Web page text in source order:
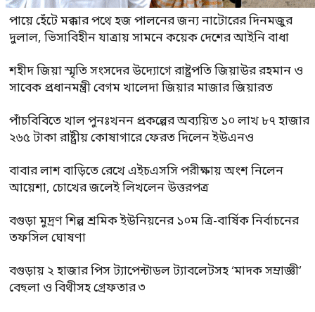
পায়ে হেঁটে মক্কার পথে হজ পালনের জন্য নাটোরের দিনমজুর
দুলাল, ভিসাবিহীন যাত্রায় সামনে কয়েক দেশের আইনি বাধা
শহীদ জিয়া স্মৃতি সংসদের উদ্যোগে রাষ্ট্রপতি জিয়াউর রহমান ও
সাবেক প্রধানমন্ত্রী বেগম খালেদা জিয়ার মাজার জিয়ারত
পাঁচবিবিতে খাল পুনঃখনন প্রকল্পের অব্যয়িত ১০ লাখ ৮৭ হাজার
২৬৫ টাকা রাষ্ট্রীয় কোষাগারে ফেরত দিলেন ইউএনও
বাবার লাশ বাড়িতে রেখে এইচএসসি পরীক্ষায় অংশ নিলেন
আয়েশা, চোখের জলেই লিখলেন উত্তরপত্র
বগুড়া মুদ্রণ শিল্প শ্রমিক ইউনিয়নের ১০ম ত্রি-বার্ষিক নির্বাচনের
তফসিল ঘোষণা
বগুড়ায় ২ হাজার পিস ট্যাপেন্টাডল ট্যাবলেটসহ ‘মাদক সম্রাজ্ঞী’
বেহুলা ও বিথীসহ গ্রেফতার ৩